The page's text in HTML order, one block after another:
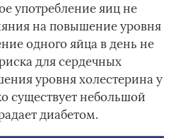
употребление яиц не
на повышение уровня
одного яйца в день не
для сердечных
уровня холестерина у
существует небольшой
диабетом.